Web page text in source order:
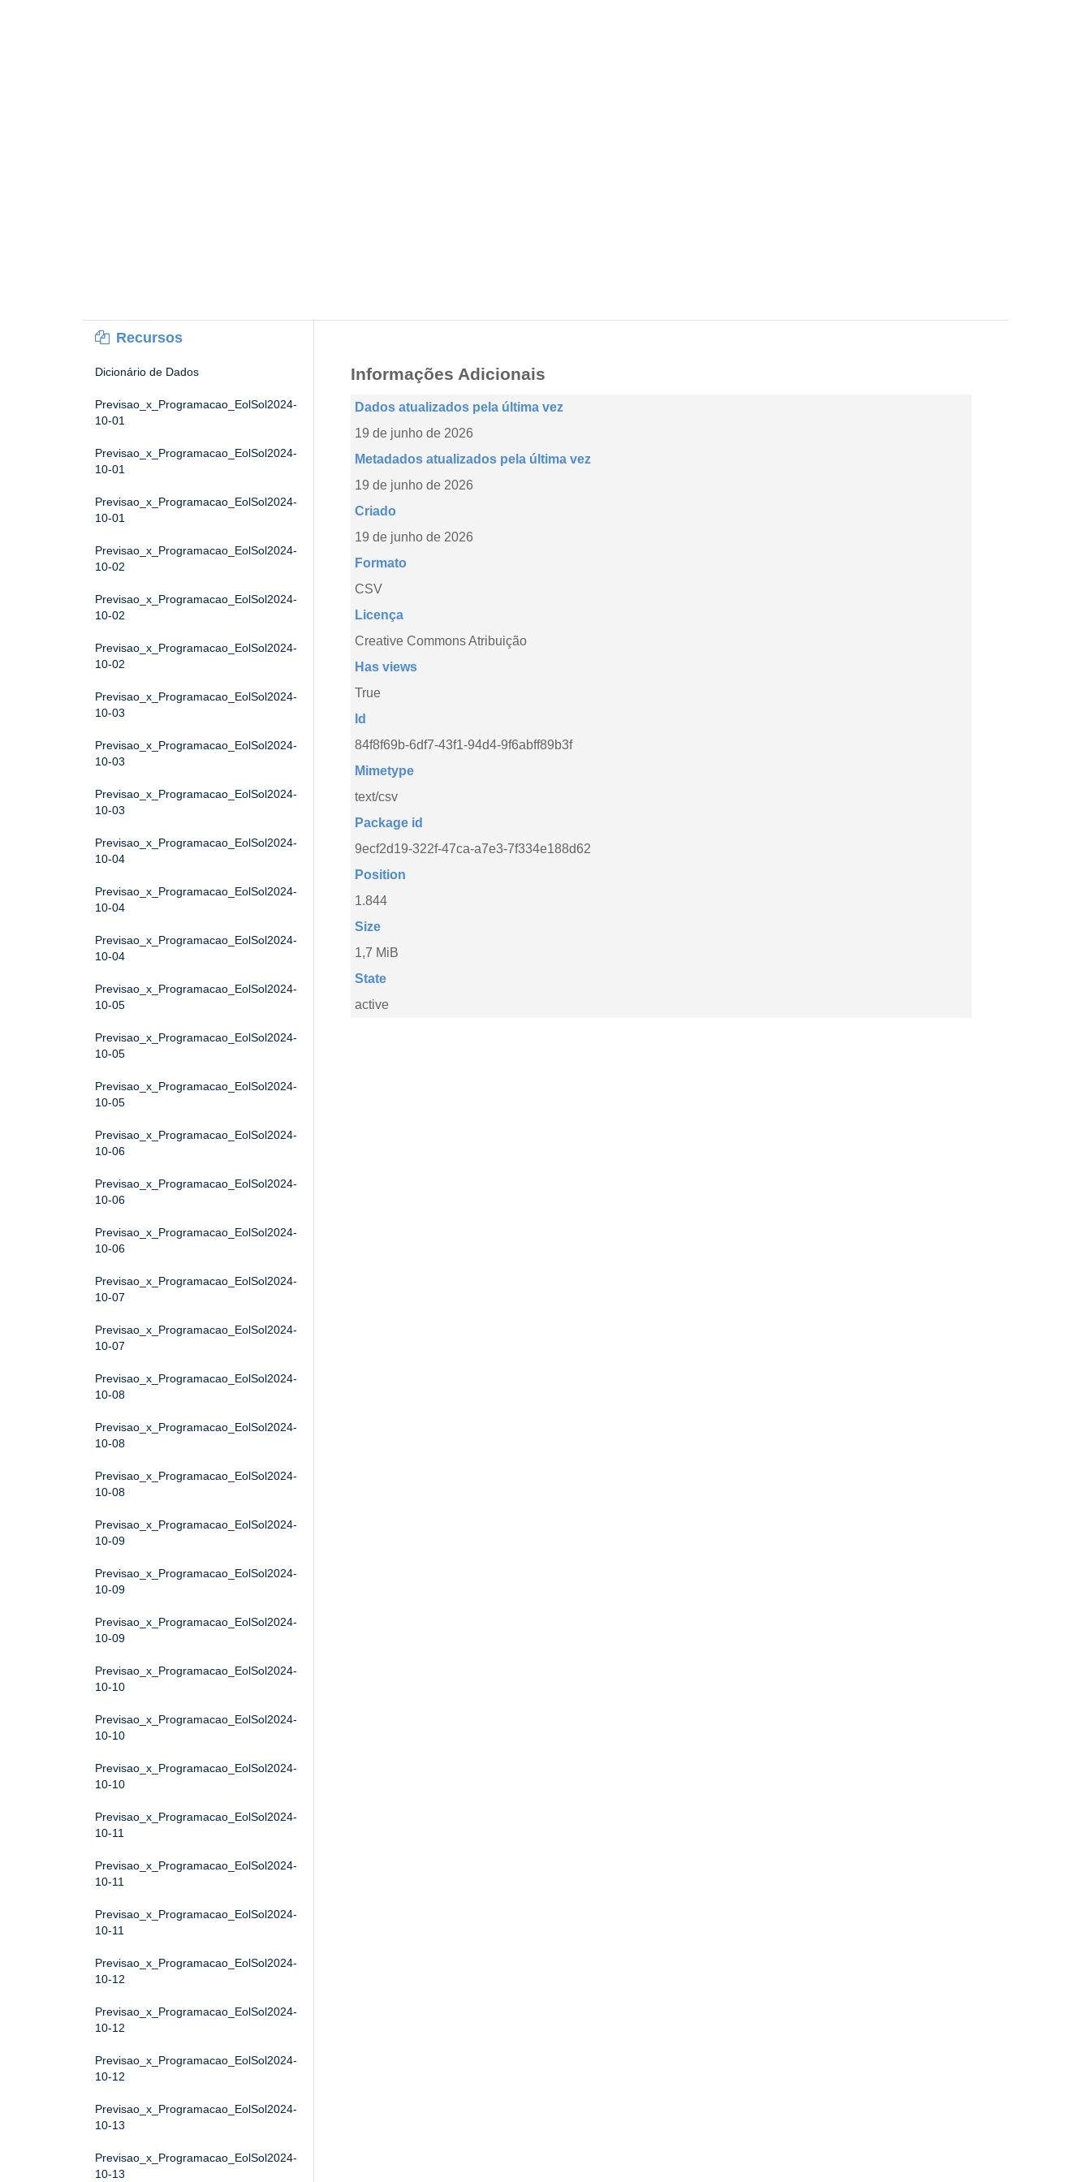
Recursos
Dicionário de Dados
Previsao_x_Programacao_EolSol2024-
10-01
Previsao_x_Programacao_EolSol2024-
10-01
Previsao_x_Programacao_EolSol2024-
10-01
Previsao_x_Programacao_EolSol2024-
10-02
Previsao_x_Programacao_EolSol2024-
10-02
Previsao_x_Programacao_EolSol2024-
10-02
Previsao_x_Programacao_EolSol2024-
10-03
Previsao_x_Programacao_EolSol2024-
10-03
Previsao_x_Programacao_EolSol2024-
10-03
Previsao_x_Programacao_EolSol2024-
10-04
Previsao_x_Programacao_EolSol2024-
10-04
Previsao_x_Programacao_EolSol2024-
10-04
Previsao_x_Programacao_EolSol2024-
10-05
Previsao_x_Programacao_EolSol2024-
10-05
Previsao_x_Programacao_EolSol2024-
10-05
Previsao_x_Programacao_EolSol2024-
10-06
Previsao_x_Programacao_EolSol2024-
10-06
Previsao_x_Programacao_EolSol2024-
10-06
Previsao_x_Programacao_EolSol2024-
10-07
Previsao_x_Programacao_EolSol2024-
10-07
Previsao_x_Programacao_EolSol2024-
10-08
Previsao_x_Programacao_EolSol2024-
10-08
Previsao_x_Programacao_EolSol2024-
10-08
Previsao_x_Programacao_EolSol2024-
10-09
Previsao_x_Programacao_EolSol2024-
10-09
Previsao_x_Programacao_EolSol2024-
10-09
Previsao_x_Programacao_EolSol2024-
10-10
Previsao_x_Programacao_EolSol2024-
10-10
Previsao_x_Programacao_EolSol2024-
10-10
Previsao_x_Programacao_EolSol2024-
10-11
Previsao_x_Programacao_EolSol2024-
10-11
Previsao_x_Programacao_EolSol2024-
10-11
Previsao_x_Programacao_EolSol2024-
10-12
Previsao_x_Programacao_EolSol2024-
10-12
Previsao_x_Programacao_EolSol2024-
10-12
Previsao_x_Programacao_EolSol2024-
10-13
Previsao_x_Programacao_EolSol2024-
10-13
Informações Adicionais
Dados atualizados pela última vez
19 de junho de 2026
Metadados atualizados pela última vez
19 de junho de 2026
Criado
19 de junho de 2026
Formato
CSV
Licença
Creative Commons Atribuição
Has views
True
Id
84f8f69b-6df7-43f1-94d4-9f6abff89b3f
Mimetype
text/csv
Package id
9ecf2d19-322f-47ca-a7e3-7f334e188d62
Position
1.844
Size
1,7 MiB
State
active